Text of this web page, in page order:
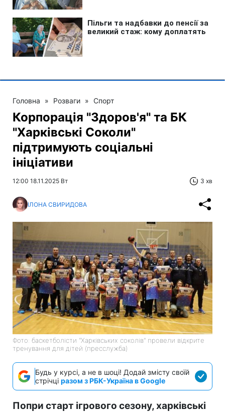
Головна » Розваги » Спорт
Корпорація "Здоров'я" та БК
"Харківські Соколи"
підтримують соціальні
ініціативи
12:00 18.11.2025 Вт 3 хв
ІЛОНА СВИРИДОВА
Фото: баскетболісти "Харківських соколів" провели відкрите
тренування для дітей (пресслужба)
Будь у курсі, а не в шоці! Додай змісту своїй
стрічці разом з РБК-Україна в Google
Попри старт ігрового сезону, харківські